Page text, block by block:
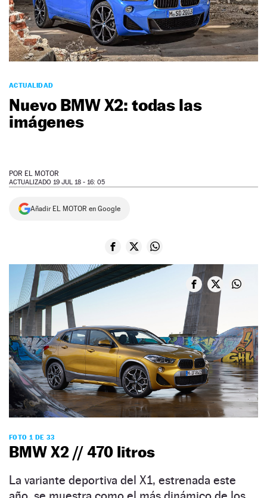
NEWSLETTER
SÍGUENOS
ACTUALIDAD
Nuevo BMW X2: todas las
imágenes
POR EL MOTOR
ACTUALIZADO 19 JUL 18 - 16: 05
Añadir EL MOTOR en Google
FOTO 1 DE 33
BMW X2 // 470 litros
La variante deportiva del X1, estrenada este